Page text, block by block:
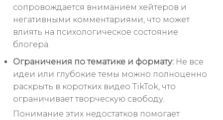
сопровождается вниманием хейтеров и
негативными комментариями, что может
влиять на психологическое состояние
блогера.
Ограничения по тематике и формату: Не все
идеи или глубокие темы можно полноценно
раскрыть в коротких видео TikTok, что
ограничивает творческую свободу.
Понимание этих недостатков помогает